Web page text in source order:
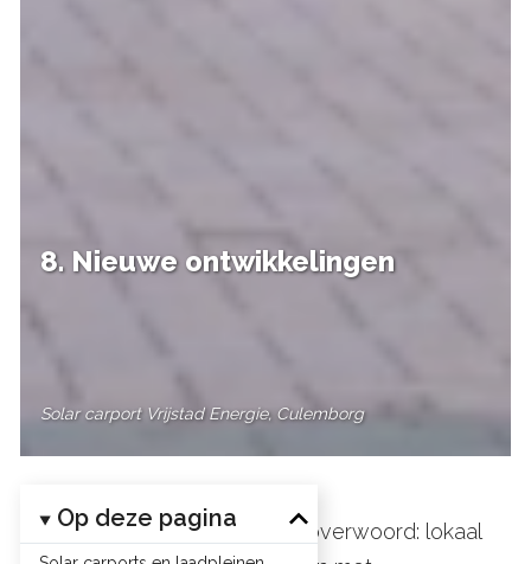
8. Nieuwe ontwikkelingen
Solar carport Vrijstad Energie, Culemborg
Local4Local is het nieuwe toverwoord: lokaal
Op deze pagina